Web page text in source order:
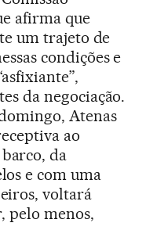
afirma que
um trajeto de
condições e
da negociação.
Atenas
ao
da
e com uma
voltará
pelo menos,